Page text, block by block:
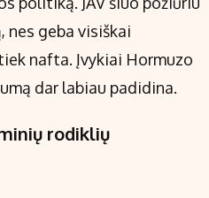
nes geba visiškai
nafta. Įvykiai Hormuzo
dar labiau padidina.
rodiklių